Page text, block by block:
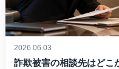
2026.06.03
詐欺被害の相談先はどこ